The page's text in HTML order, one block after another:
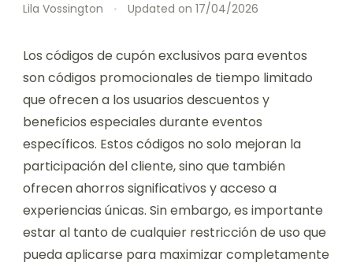
Lila Vossington Updated on 17/04/2026
Los códigos de cupón exclusivos para eventos
son códigos promocionales de tiempo limitado
que ofrecen a los usuarios descuentos y
beneficios especiales durante eventos
específicos. Estos códigos no solo mejoran la
participación del cliente, sino que también
ofrecen ahorros significativos y acceso a
experiencias únicas. Sin embargo, es importante
estar al tanto de cualquier restricción de uso que
pueda aplicarse para maximizar completamente